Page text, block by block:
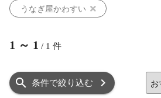
うなぎ屋かわすい
1 ～ 1 / 1 件
条件で絞り込む